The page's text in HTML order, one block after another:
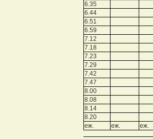
6.35
6.44
6.51
6.59
7.12
7.18
7.23
7.29
7.42
7.47
8.00
8.08
8.14
8.20
еж.
еж. еж.